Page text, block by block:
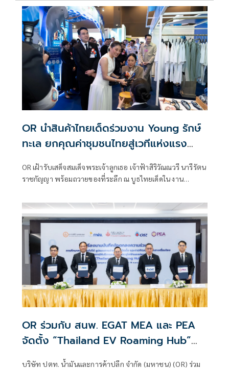
OR นำสินค้าไทยเด็ดร่วมงาน Young รักษ์
ทะเล ยกคุณค่าชุมชนไทยสู่เวทีแห่งแรง
บันดาลใจ
OR เฝ้ารับเสด็จสมเด็จพระเจ้าลูกเธอ เจ้าฟ้าสิริวัณณวรี นารีรัตน
ราชกัญญา พร้อมถวายของที่ระลึก ณ บูธไทยเด็ดใน งาน
โลกทะเลใหม่ด้วยมือเรา”
OR ร่วมกับ สนพ. EGAT MEA และ PEA
จัดตั้ง “Thailand EV Roaming Hub”
เพื่อเชื่อมโยงข้อมูลสถานีชาร์จ EV ทั่ว
บริษัท ปตท. น้ำมันและการค้าปลีก จำกัด (มหาชน) (OR) ร่วม